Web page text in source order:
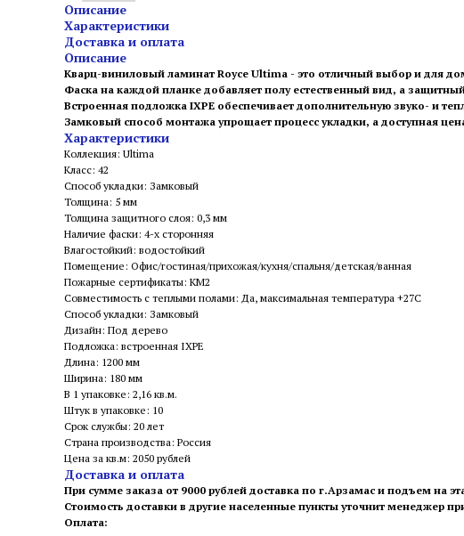
Описание
Характеристики
Доставка и оплата
Описание
Кварц-виниловый ламинат Royce Ultima - это отличный выбор и для
Фаска на каждой планке добавляет полу естественный вид, а
Встроенная подложка IXPE обеспечивает дополнительную звуко- и
Замковый способ монтажа упрощает процесс укладки, а доступная
Характеристики
Коллекция: Ultima
Класс: 42
Способ укладки: Замковый
Толщина: 5 мм
Толщина защитного слоя: 0,3 мм
Наличие фаски: 4-х сторонняя
Влагостойкий: водостойкий
Помещение: Офис/гостиная/прихожая/кухня/спальня/детская/ванная
Пожарные сертификаты: КМ2
Совместимость с теплыми полами: Да, максимальная температура +27С
Способ укладки: Замковый
Дизайн: Под дерево
Подложка: встроенная IXPE
Длина: 1200 мм
Ширина: 180 мм
В 1 упаковке: 2,16 кв.м.
Штук в упаковке: 10
Срок службы: 20 лет
Страна производства: Россия
Цена за кв.м: 2050 рублей
Доставка и оплата
При сумме заказа от 9000 рублей доставка по г.Арзамас и подъем на
Стоимость доставки в другие населенные пункты уточнит менеджер
Оплата: